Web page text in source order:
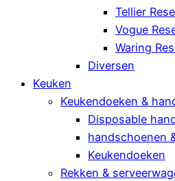
Tellier
Vogue
Waring
Diversen
Keuken
Keukendoeken &
Disposable
handschoenen
Keukendoeken
Rekken &